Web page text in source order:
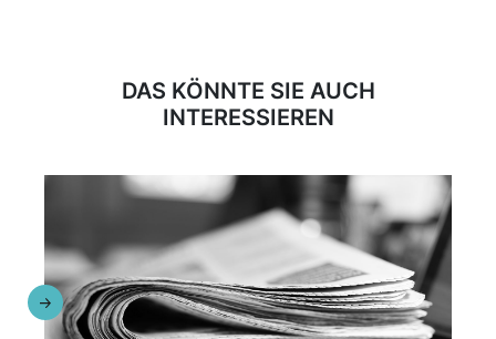
DAS KÖNNTE SIE AUCH
INTERESSIEREN